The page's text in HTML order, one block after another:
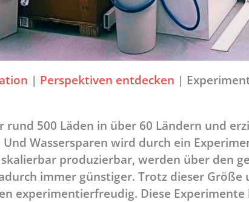
| Perspektiven entdecken |
500 Läden in über 60 Ländern und
Wassersparen wird durch ein
produzierbar, werden über den
immer günstiger. Trotz dieser Größe
experimentierfreudig. Diese Experimente